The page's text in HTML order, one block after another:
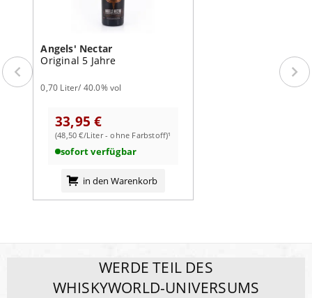
Angels' Nectar
Original 5 Jahre
0,70 Liter/ 40.0% vol
33,95 €
(48,50 €/Liter - ohne Farbstoff)¹
sofort verfügbar
in den Warenkorb
WERDE TEIL DES
WHISKYWORLD-UNIVERSUMS